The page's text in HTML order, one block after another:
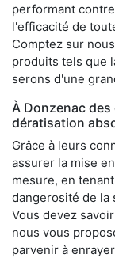
performant
l'efficacité de
Comptez sur
produits tels que
serons d'une
À Donzenac
dératisation
Grâce à leurs
assurer la mise
mesure, en
dangerosité de la
Vous devez
nous vous
parvenir à